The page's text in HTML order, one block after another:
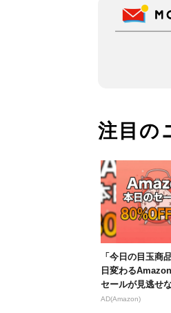
注目の
「今日の目玉商
日変わる
セールが見逃せ
AD(Amazon)